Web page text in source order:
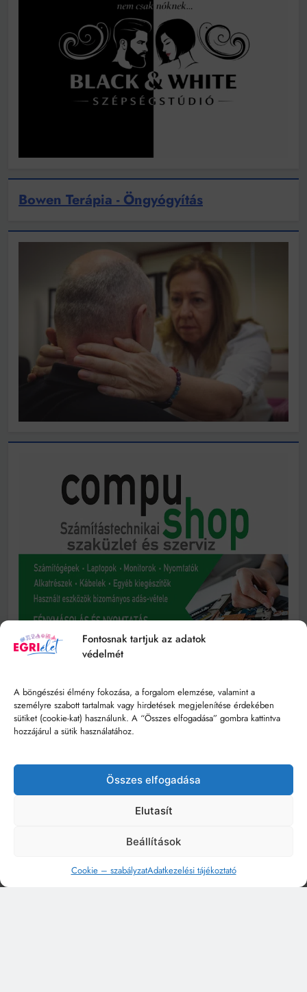
Fontosnak tartjuk az adatok
védelmét
A böngészési élmény fokozása, a forgalom elemzése, valamint a
személyre szabott tartalmak vagy hirdetések megjelenítése érdekében
sütiket (cookie-kat) használunk. A “Összes elfogadása” gombra kattintva
hozzájárul a sütik használatához.
Összes elfogadása
Elutasít
Beállítások
Cookie – szabályzatAdatkezelési tájékoztató
Bowen Terápia - Öngyógyítás